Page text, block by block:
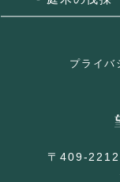
〒409-2212
プライバ